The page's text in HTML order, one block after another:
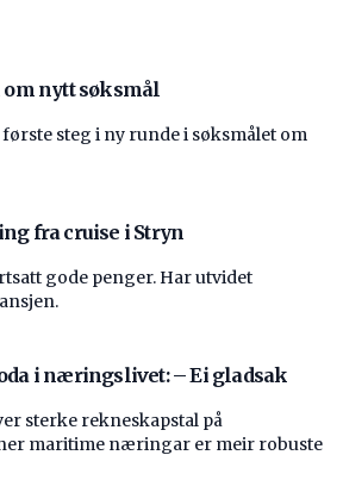
nytt søksmål
steg i ny runde i søksmålet om
fra cruise i Stryn
gode penger. Har utvidet
i næringslivet: – Ei gladsak
sterke rekneskapstal på
maritime næringar er meir robuste